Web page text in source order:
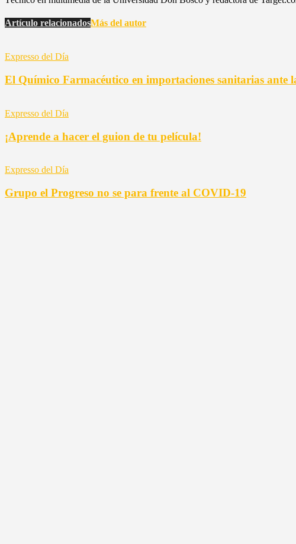
Artículo relacionadosMás del autor
Expresso del Día
El Químico Farmacéutico en importaciones sanitarias ante
Expresso del Día
¡Aprende a hacer el guion de tu película!
Expresso del Día
Grupo el Progreso no se para frente al COVID-19